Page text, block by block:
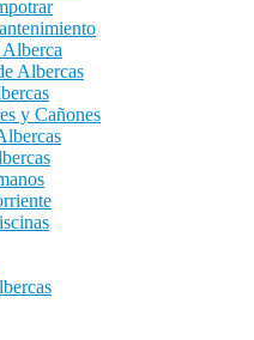
Albercas
y Cañones